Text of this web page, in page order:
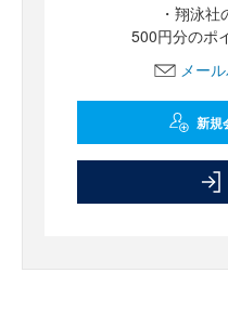
・翔泳社
500円分のポ
メー
新規